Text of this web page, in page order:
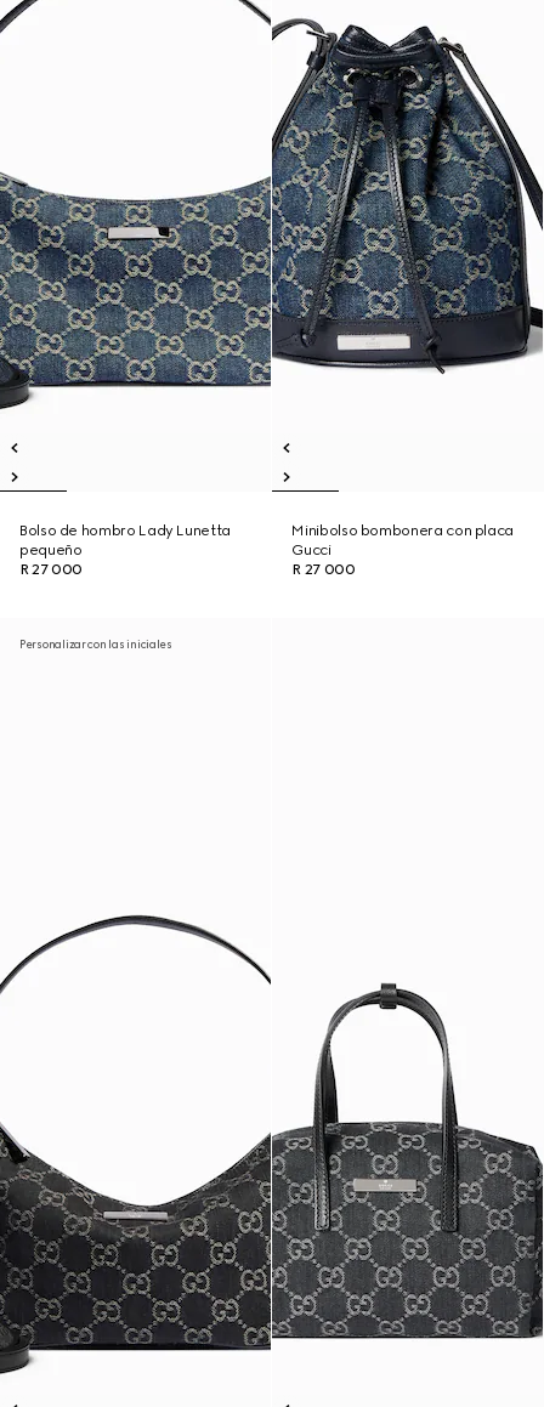
Bolso de hombro Lady Lunetta
pequeño
R 27 000
Minibolso bombonera con placa
Gucci
R 27 000
Personalizar con las iniciales